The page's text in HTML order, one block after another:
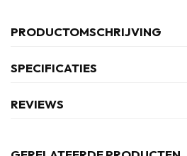
PRODUCTOMSCHRIJVING
SPECIFICATIES
REVIEWS